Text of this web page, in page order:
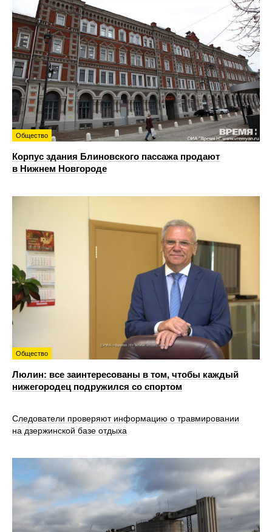
Общество
Корпус здания Блиновского пассажа продают
в Нижнем Новгороде
Общество
Люлин: все заинтересованы в том, чтобы каждый
нижегородец подружился со спортом
Следователи проверяют информацию о травмировании
на дзержинской базе отдыха